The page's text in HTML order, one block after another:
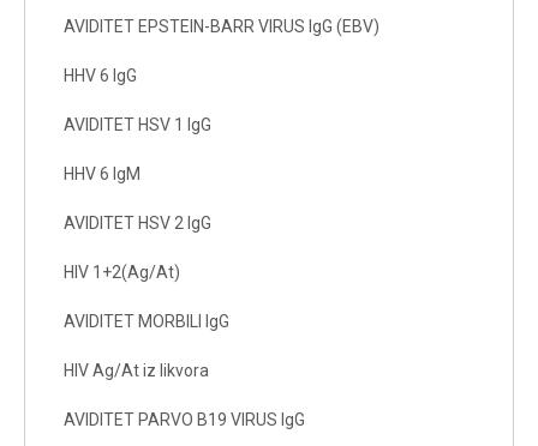
AVIDITET EPSTEIN-BARR VIRUS IgG (EBV)
HHV 6 IgG
AVIDITET HSV 1 IgG
HHV 6 IgM
AVIDITET HSV 2 IgG
HIV 1+2(Ag/At)
AVIDITET MORBILI IgG
HIV Ag/At iz likvora
AVIDITET PARVO B19 VIRUS IgG